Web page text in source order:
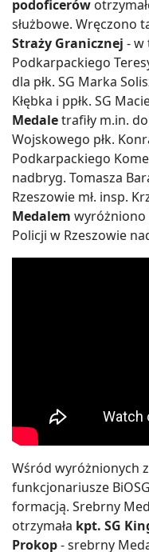
podoficerów
służbowe. Wręczono
Straży Granicznej - w
Podkarpackiego
dla płk. SG Marka
Kłębka i ppłk. SG
Medaletrafiły m.in.
Wojskowego płk.
Podkarpackiego
nadbryg. Tomasza
Rzeszowie mł. insp.
Medalem wyróżniono
Policji w Rzeszowie
Wśród wyróżnionych
funkcjonariusze
formacją. Srebrny
otrzymała kpt. SG
Prokop- srebrny